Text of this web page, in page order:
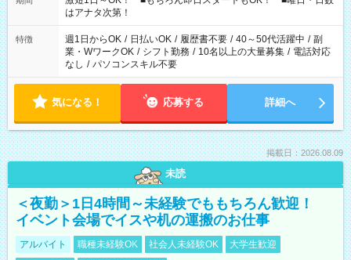
はアナタ次第！
特徴 週1日からOK / 日払いOK / 履歴書不要 / 40～50代活躍中 / 副
業・WワークOK / シフト勤務 / 10名以上の大量募集 / 電話対応
なし / パソコンスキル不要
気になる！ 応募する 詳細へ
掲載日：2026.08.09
未読
＜夜勤＞1日4時間～未経験でももちろん歓迎！
イベント会場でイスや机の運搬のお仕事
アルバイト 職種未経験OK 社会人未経験OK
大学生歓迎